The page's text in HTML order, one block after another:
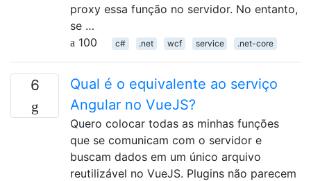
proxy essa função no servidor. No entanto,
se …
100
c# .net wcf service .net-core
6
Qual é o equivalente ao serviço
Angular no VueJS?
Quero colocar todas as minhas funções
que se comunicam com o servidor e
buscam dados em um único arquivo
reutilizável no VueJS. Plugins não parecem